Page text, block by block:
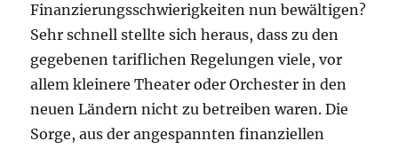
Finanzierungsschwierigkeiten nun bewältigen?
Sehr schnell stellte sich heraus, dass zu den
gegebenen tariflichen Regelungen viele, vor
allem kleinere Theater oder Orchester in den
neuen Ländern nicht zu betreiben waren. Die
Sorge, aus der angespannten finanziellen